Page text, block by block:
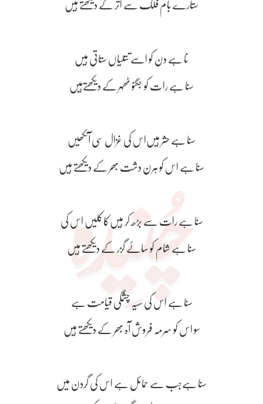
ستارے بام فلک سے اتر کے دیکھتے ہیں
نا ہے دن کو اسے تتلیاں ستاتی ہیں
سنا ہے رات کو جگنو ٹھہر کے دیکھتےہیں
سنا ہے حشر ہیں‌اس کی غزال سی آنکھیں
سنا ہے اس کو ہرن دشت بھر کے دیکھتے ہیں
سنا ہے رات سے بڑھ کر ہیں‌کاکلیں اس کی
سنا ہے شام کو سائے گزر کے دیکھتے ہیں
سنا ہے اس کی سیہ چشمگی قیامت ہے
سو اس کو سرمہ فروش آہ بھر کے دیکھتے ہیں
سنا ہےجب سے حمائل ہے اس کی گردن میں